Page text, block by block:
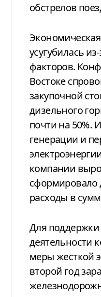
обстрелов
усугубилась
факторов.
Востоке
закупочной
дизельного
почти на 50%.
генерации и
компании
сформировало
расходы в
Для
деятельности
меры жесткой
второй год